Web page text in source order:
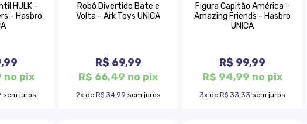
HULK -
- Hasbro
no pix
sem juros
Robô Divertido Bate e
Volta - Ark Toys UNICA
R$ 69,99
R$ 66,49 no pix
2xde R$ 34,99 sem juros
Figura Capitão América -
Amazing Friends - Hasbro
UNICA
R$ 99,99
R$ 94,99 no pix
3xde R$ 33,33 sem juros